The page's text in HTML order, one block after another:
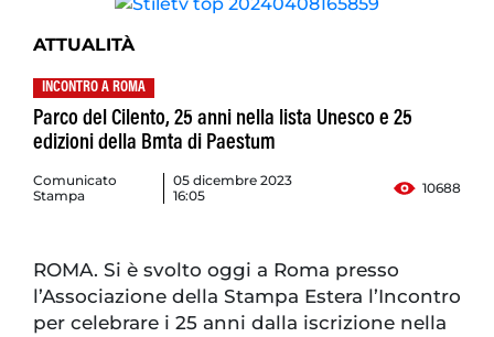
ATTUALITÀ
INCONTRO A ROMA
Parco del Cilento, 25 anni nella lista Unesco e 25
edizioni della Bmta di Paestum
Comunicato
Stampa
05 dicembre 2023
16:05
10688
ROMA. Si è svolto oggi a Roma presso
l’Associazione della Stampa Estera l’Incontro
per celebrare i 25 anni dalla iscrizione nella